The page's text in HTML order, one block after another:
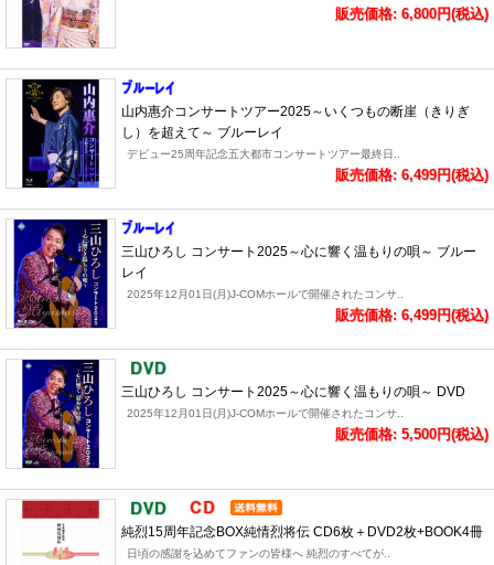
販売価格: 6,800円(税込)
山内惠介コンサートツアー2025～いくつもの断崖（きりぎ
し）を超えて～ ブルーレイ
デビュー25周年記念五大都市コンサートツアー最終日..
販売価格: 6,499円(税込)
三山ひろし コンサート2025～心に響く温もりの唄～ ブルー
レイ
2025年12月01日(月)J-COMホールで開催されたコンサ..
販売価格: 6,499円(税込)
三山ひろし コンサート2025～心に響く温もりの唄～ DVD
2025年12月01日(月)J-COMホールで開催されたコンサ..
販売価格: 5,500円(税込)
純烈15周年記念BOX純情烈将伝 CD6枚＋DVD2枚+BOOK4冊
日頃の感謝を込めてファンの皆様へ 純烈のすべてが..